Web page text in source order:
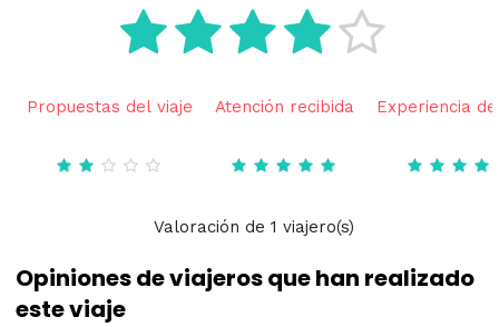
Propuestas del viaje Atención recibida Experiencia
Valoración de 1 viajero(s)
Opiniones de viajeros que han realizado
este viaje